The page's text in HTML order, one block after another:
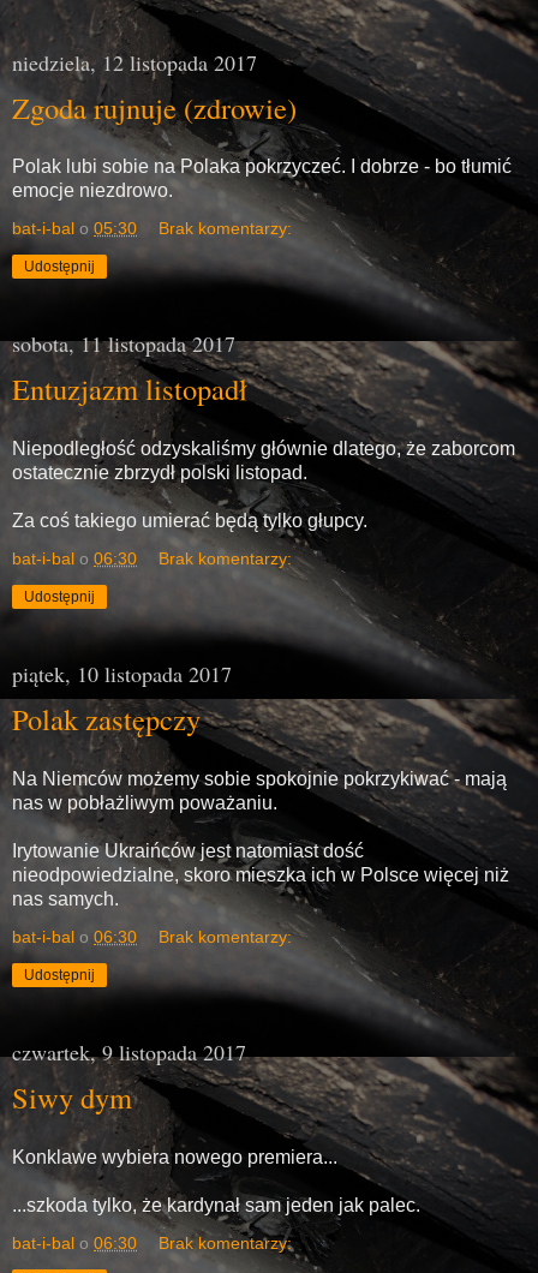
niedziela, 12 listopada 2017
Zgoda rujnuje (zdrowie)
Polak lubi sobie na Polaka pokrzyczeć. I dobrze - bo tłumić
emocje niezdrowo.
bat-i-bal o 05:30 Brak komentarzy:
Udostępnij
sobota, 11 listopada 2017
Entuzjazm listopadł
Niepodległość odzyskaliśmy głównie dlatego, że zaborcom
ostatecznie zbrzydł polski listopad.
Za coś takiego umierać będą tylko głupcy.
bat-i-bal o 06:30 Brak komentarzy:
Udostępnij
piątek, 10 listopada 2017
Polak zastępczy
Na Niemców możemy sobie spokojnie pokrzykiwać - mają
nas w pobłażliwym poważaniu.
Irytowanie Ukraińców jest natomiast dość
nieodpowiedzialne, skoro mieszka ich w Polsce więcej niż
nas samych.
bat-i-bal o 06:30 Brak komentarzy:
Udostępnij
czwartek, 9 listopada 2017
Siwy dym
Konklawe wybiera nowego premiera...
...szkoda tylko, że kardynał sam jeden jak palec.
bat-i-bal o 06:30 Brak komentarzy: